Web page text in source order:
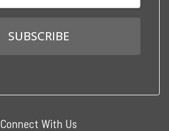
Connect With Us